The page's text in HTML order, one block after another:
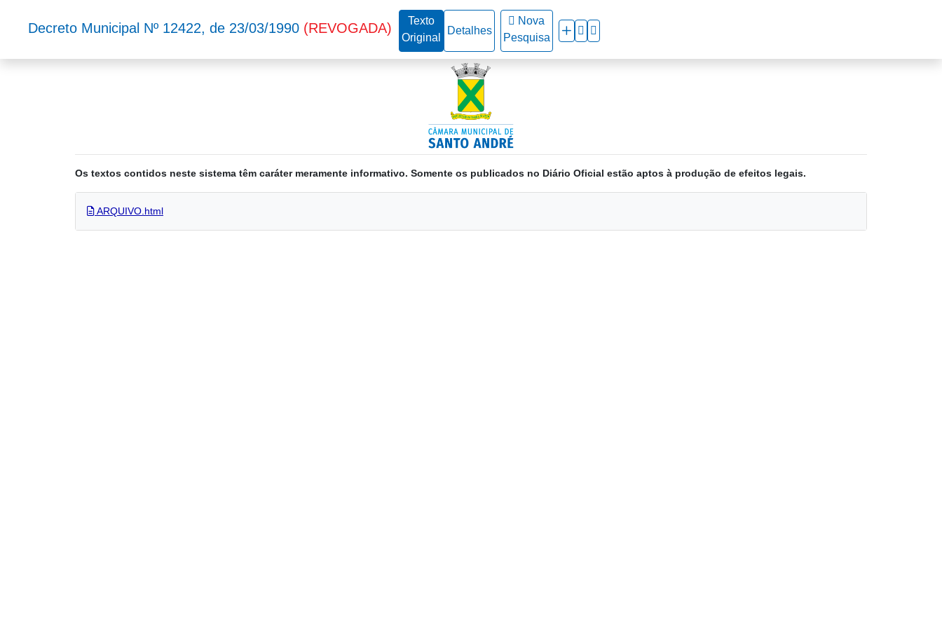
Os textos contidos neste sistema têm caráter meramente informativo. Somente os publicados no Diário Oficial estão aptos à produção de efeitos legais.
Decreto Municipal Nº 12422, de 23/03/1990 (REVOGADA)
Texto
Original
Detalhes
Nova
Pesquisa
ARQUIVO.html